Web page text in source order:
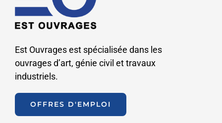
Est Ouvrages est spécialisée dans les
ouvrages d’art, génie civil et travaux
industriels.
OFFRES D'EMPLOI